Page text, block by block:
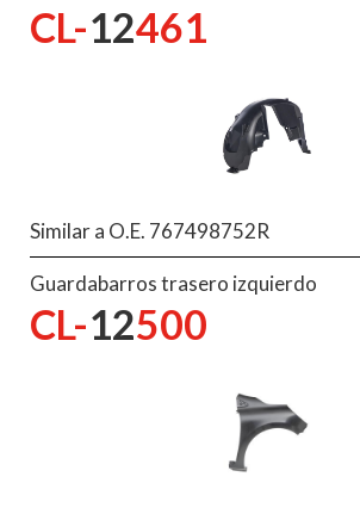
CL-12461
Similar a O.E. 767498752R
Guardabarros trasero izquierdo
CL-12500